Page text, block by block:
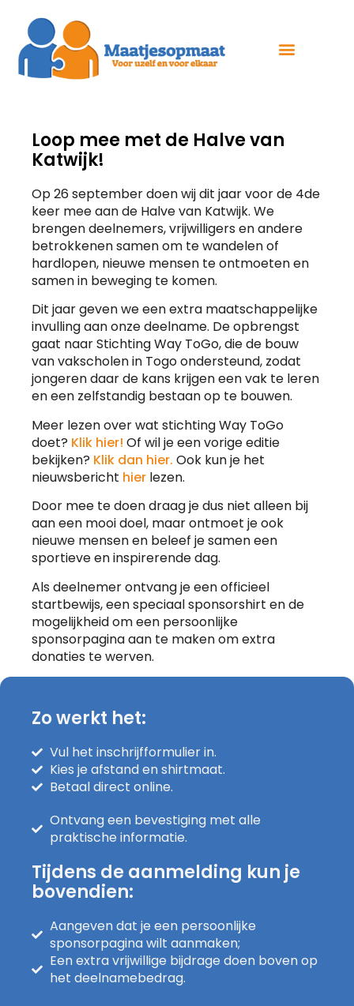
Loop mee met de Halve van
Katwijk!
Op 26 september doen wij dit jaar voor de 4de
keer mee aan de Halve van Katwijk. We
brengen deelnemers, vrijwilligers en andere
betrokkenen samen om te wandelen of
hardlopen, nieuwe mensen te ontmoeten en
samen in beweging te komen.
Dit jaar geven we een extra maatschappelijke
invulling aan onze deelname. De opbrengst
gaat naar Stichting Way ToGo, die de bouw
van vakscholen in Togo ondersteund, zodat
jongeren daar de kans krijgen een vak te leren
en een zelfstandig bestaan op te bouwen.
Meer lezen over wat stichting Way ToGo
doet? Klik hier! Of wil je een vorige editie
bekijken? Klik dan hier. Ook kun je het
nieuwsbericht hier lezen.
Door mee te doen draag je dus niet alleen bij
aan een mooi doel, maar ontmoet je ook
nieuwe mensen en beleef je samen een
sportieve en inspirerende dag.
Als deelnemer ontvang je een officieel
startbewijs, een speciaal sponsorshirt en de
mogelijkheid om een persoonlijke
sponsorpagina aan te maken om extra
donaties te werven.
Zo werkt het:
Vul het inschrijfformulier in.
Kies je afstand en shirtmaat.
Betaal direct online.
Ontvang een bevestiging met alle
praktische informatie.
Tijdens de aanmelding kun je
bovendien:
Aangeven dat je een persoonlijke
sponsorpagina wilt aanmaken;
Een extra vrijwillige bijdrage doen boven op
het deelnamebedrag.